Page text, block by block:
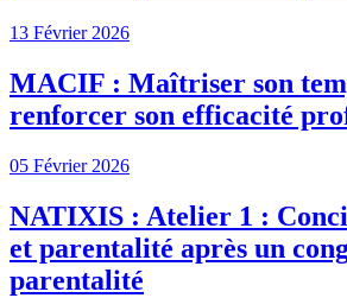
13 Février 2026
MACIF : Maîtriser son
renforcer son efficacité
05 Février 2026
NATIXIS : Atelier 1 :
et parentalité après un
parentalité